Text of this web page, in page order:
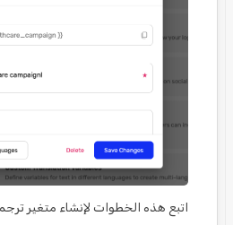
اتبع هذه الخطوات لإنشاء متغير